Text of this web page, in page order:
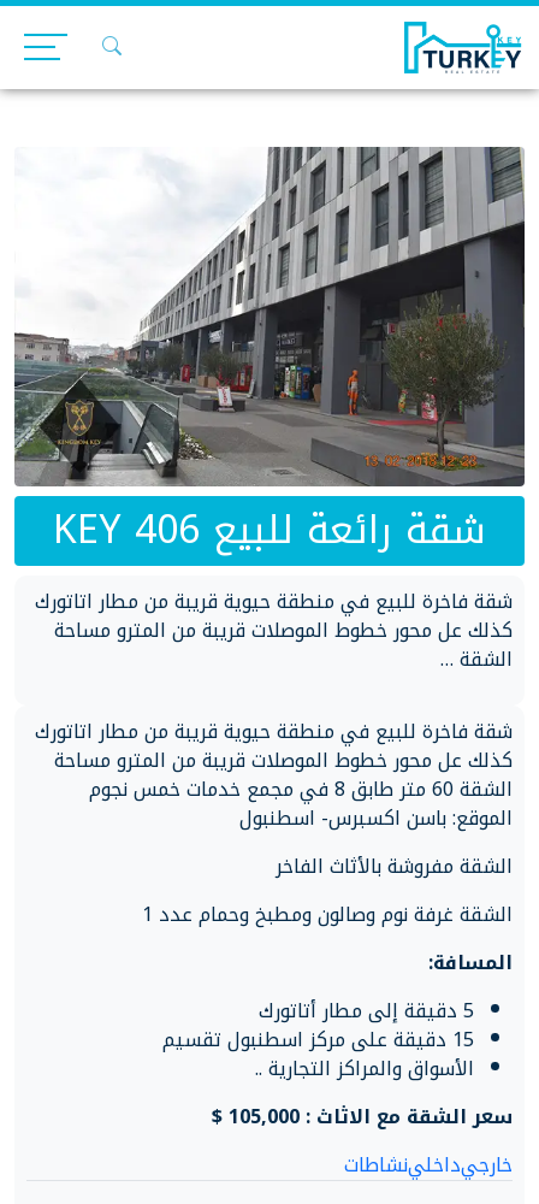
Skip
content
شقة رائعة للبيع KEY 406
شقة فاخرة للبيع في منطقة حيوية قريبة من مطار اتاتورك
كذلك عل محور خطوط الموصلات قريبة من المترو مساحة
الشقة …
شقة فاخرة للبيع في منطقة حيوية قريبة من مطار اتاتورك
كذلك عل محور خطوط الموصلات قريبة من المترو مساحة
الشقة 60 متر طابق 8 في مجمع خدمات خمس نجوم
الموقع: باسن اكسبرس- اسطنبول
الشقة مفروشة بالأثاث الفاخر
الشقة غرفة نوم وصالون ومطبخ وحمام عدد 1
المسافة:
5 دقيقة إلى مطار أتاتورك
15 دقيقة على مركز اسطنبول تقسيم
الأسواق والمراكز التجارية ..
سعر الشقة مع الاثاث : 105,000 $
خارجيداخلينشاطات